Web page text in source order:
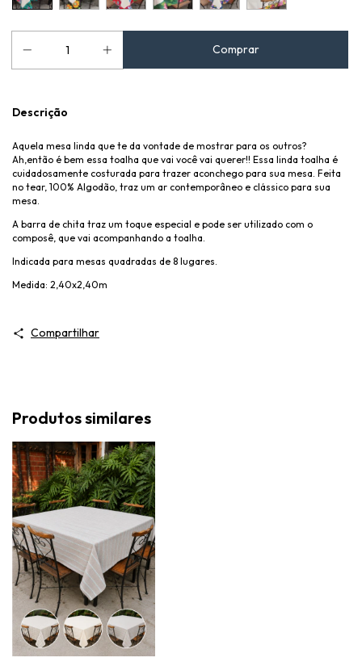
Descrição
Aquela mesa linda que te da vontade de mostrar para os outros?
Ah,então é bem essa toalha que vai você vai querer!! Essa linda toalha é
cuidadosamente costurada para trazer aconchego para sua mesa. Feita
no tear, 100% Algodão, traz um ar contemporâneo e clássico para sua
mesa.
A barra de chita traz um toque especial e pode ser utilizado com o
composê, que vai acompanhando a toalha.
Indicada para mesas quadradas de 8 lugares.
Medida: 2,40x2,40m
Compartilhar
Produtos similares